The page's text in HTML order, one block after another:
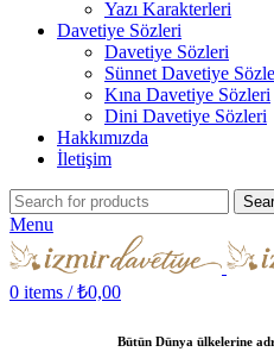
Yazı Karakterleri
Davetiye Sözleri
Davetiye Sözleri
Sünnet Davetiye
Kına Davetiye Sözleri
Dini Davetiye Sözleri
Hakkımızda
İletişim
Menu
0 items / ₺0,00
Bütün Dünya ülkelerine